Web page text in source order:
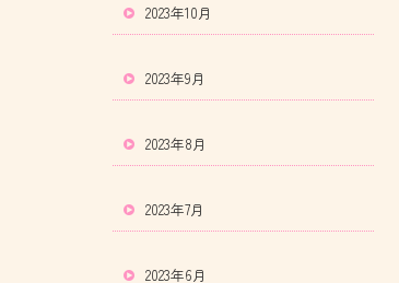
2023年10月
2023年9月
2023年8月
2023年7月
2023年6月